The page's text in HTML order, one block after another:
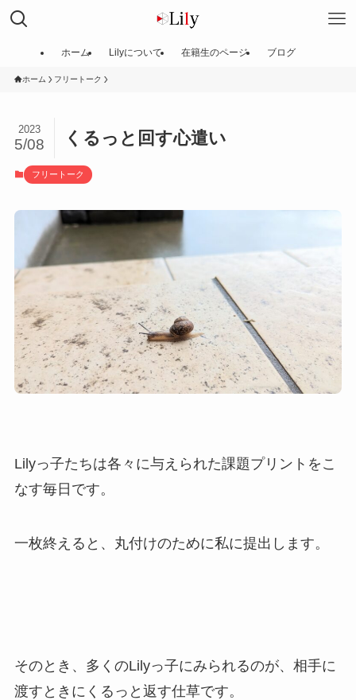
ホーム Lilyについて 在籍生のページ ブログ
ホーム フリートーク
くるっと回す心遣い
2023
5/08
フリートーク
Lilyっ子たちは各々に与えられた課題プリントをこ
なす毎日です。
一枚終えると、丸付けのために私に提出します。
そのとき、多くのLilyっ子にみられるのが、相手に
渡すときにくるっと返す仕草です。